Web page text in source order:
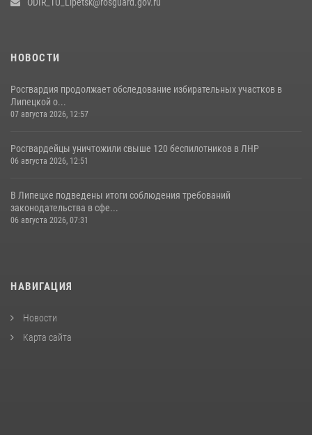
ODIR_TU_Lipetsk@rosguard.gov.ru
НОВОСТИ
Росгвардия продолжает обследование избирательных участков в
Липецкой о...
07 августа 2026, 12:57
Росгвардейцы уничтожили свыше 120 беспилотников в ЛНР
06 августа 2026, 12:51
В Липецке подведены итоги соблюдения требований
законодательства в сфе...
06 августа 2026, 07:31
НАВИГАЦИЯ
Новости
Карта сайта